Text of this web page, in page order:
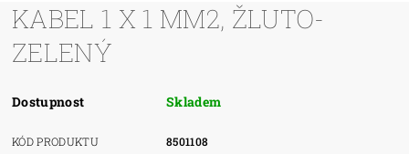
KABEL 1 X 1 MM2, ŽLUTO-
ZELENÝ
Dostupnost Skladem
KÓD PRODUKTU
8501108